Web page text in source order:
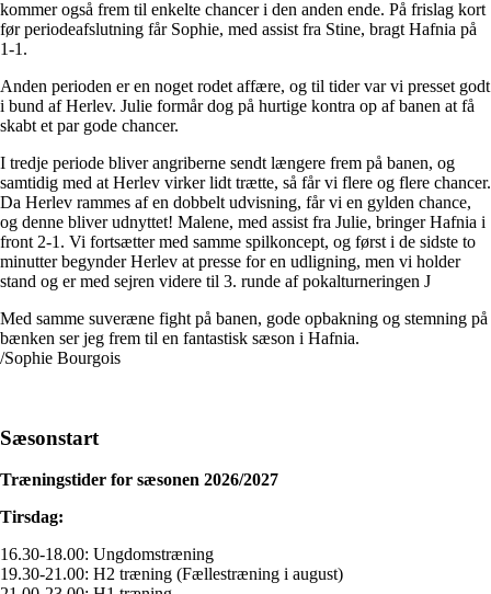
kommer også frem til enkelte chancer i den anden ende. På frislag kort
før periodeafslutning får Sophie, med assist fra Stine, bragt Hafnia på
1-1.
Anden perioden er en noget rodet affære, og til tider var vi presset godt
i bund af Herlev. Julie formår dog på hurtige kontra op af banen at få
skabt et par gode chancer.
I tredje periode bliver angriberne sendt længere frem på banen, og
samtidig med at Herlev virker lidt trætte, så får vi flere og flere chancer.
Da Herlev rammes af en dobbelt udvisning, får vi en gylden chance,
og denne bliver udnyttet! Malene, med assist fra Julie, bringer Hafnia i
front 2-1. Vi fortsætter med samme spilkoncept, og først i de sidste to
minutter begynder Herlev at presse for en udligning, men vi holder
stand og er med sejren videre til 3. runde af pokalturneringen J
Med samme suveræne fight på banen, gode opbakning og stemning på
bænken ser jeg frem til en fantastisk sæson i Hafnia.
/Sophie Bourgois
Sæsonstart
Træningstider for sæsonen 2026/2027
Tirsdag:
16.30-18.00: Ungdomstræning
19.30-21.00: H2 træning (Fællestræning i august)